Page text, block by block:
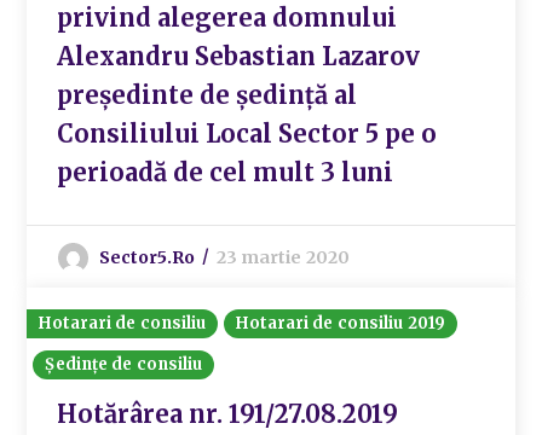
privind alegerea domnului
Alexandru Sebastian Lazarov
președinte de ședință al
Consiliului Local Sector 5 pe o
perioadă de cel mult 3 luni
Sector5.ro 23 martie 2020
Hotarari de consiliu
Hotarari de consiliu 2019
Ședințe de consiliu
Hotărârea nr. 191/27.08.2019